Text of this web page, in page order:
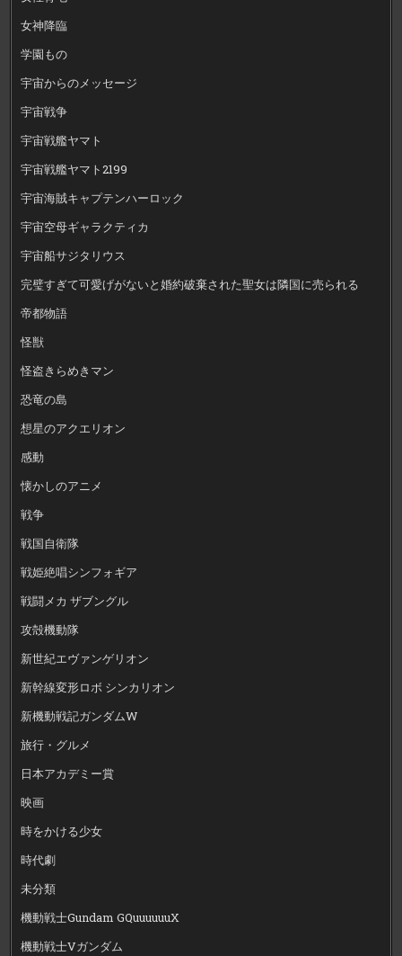
女神降臨
学園もの
宇宙からのメッセージ
宇宙戦争
宇宙戦艦ヤマト
宇宙戦艦ヤマト2199
宇宙海賊キャプテンハーロック
宇宙空母ギャラクティカ
宇宙船サジタリウス
完璧すぎて可愛げがないと婚約破棄された聖女は隣国に売られる
帝都物語
怪獣
怪盗きらめきマン
恐竜の島
想星のアクエリオン
感動
懐かしのアニメ
戦争
戦国自衛隊
戦姫絶唱シンフォギア
戦闘メカ ザブングル
攻殻機動隊
新世紀エヴァンゲリオン
新幹線変形ロボ シンカリオン
新機動戦記ガンダムW
旅行・グルメ
日本アカデミー賞
映画
時をかける少女
時代劇
未分類
機動戦士Gundam GQuuuuuuX
機動戦士Vガンダム